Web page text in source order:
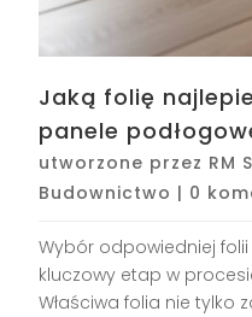
Jaką folię
panele
utworzone przez RM
Budownictwo | 0
Wybór odpowiedniej
kluczowy etap w
Właściwa folia nie tylko